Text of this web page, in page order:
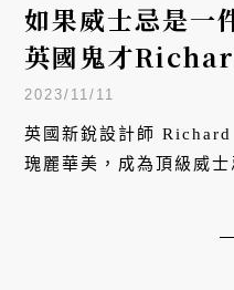
如果威士忌是一
英國鬼才
「新奢時尚系列
2023/11/11
英國新銳設計師
瑰麗華美，成為頂級威士